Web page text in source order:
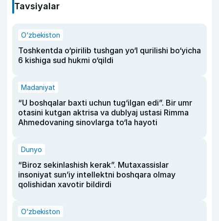
Tavsiyalar
O‘zbekiston
Toshkentda o‘pirilib tushgan yo‘l qurilishi bo‘yicha
6 kishiga sud hukmi o‘qildi
Madaniyat
“U boshqalar baxti uchun tug‘ilgan edi”. Bir umr
otasini kutgan aktrisa va dublyaj ustasi Rimma
Ahmedovaning sinovlarga to‘la hayoti
Dunyo
“Biroz sekinlashish kerak”. Mutaxassislar
insoniyat sun’iy intellektni boshqara olmay
qolishidan xavotir bildirdi
O‘zbekiston